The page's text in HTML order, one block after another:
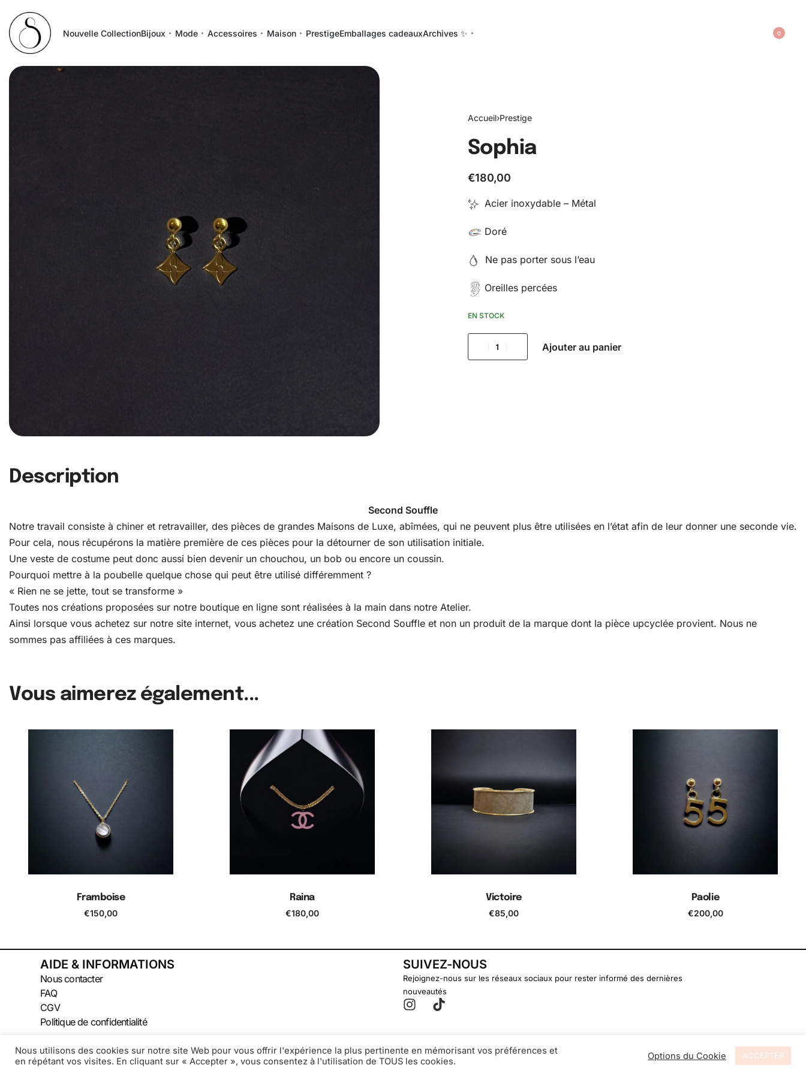
Nouvelle CollectionBijoux Mode Accessoires Maison PrestigeEmballages cadeauxArchives ✨ 0
Accueil›Prestige
Sophia
€180,00
Acier inoxydable – Métal
Doré
Ne pas porter sous l’eau
Oreilles percées
EN STOCK
Ajouter au panier
Description
Second Souffle
Notre travail consiste à chiner et retravailler, des pièces de grandes Maisons de Luxe, abîmées, qui ne peuvent plus être utilisées en l’état afin de leur donner une seconde vie.
Pour cela, nous récupérons la matière première de ces pièces pour la détourner de son utilisation initiale.
Une veste de costume peut donc aussi bien devenir un chouchou, un bob ou encore un coussin.
Pourquoi mettre à la poubelle quelque chose qui peut être utilisé différemment ?
« Rien ne se jette, tout se transforme »
Toutes nos créations proposées sur notre boutique en ligne sont réalisées à la main dans notre Atelier.
Ainsi lorsque vous achetez sur notre site internet, vous achetez une création Second Souffle et non un produit de la marque dont la pièce upcyclée provient. Nous ne
sommes pas affiliées à ces marques.
Vous aimerez également...
Framboise
€150,00
Raina
€180,00
Victoire
€85,00
Paolie
€200,00
AIDE & INFORMATIONS
Nous contacter
FAQ
CGV
Politique de confidentialité
SUIVEZ-NOUS
Rejoignez-nous sur les réseaux sociaux pour rester informé des dernières
nouveautés
Nous utilisons des cookies sur notre site Web pour vous offrir l'expérience la plus pertinente en mémorisant vos préférences et
en répétant vos visites. En cliquant sur « Accepter », vous consentez à l'utilisation de TOUS les cookies.
Options du Cookie ACCEPTER